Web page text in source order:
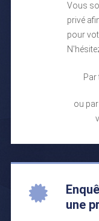
Vous
privé
pour
Par
ou
une